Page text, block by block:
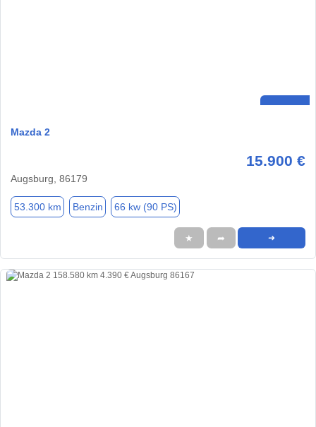
Mazda 2
15.900 €
Augsburg, 86179
53.300 km Benzin 66 kw (90 PS)
★ ➦ ➜